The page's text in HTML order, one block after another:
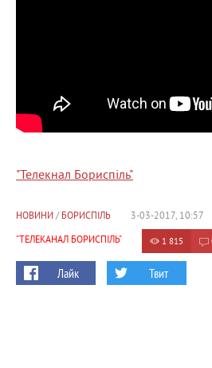
"Телекнал Бориспіль"
НОВИНИ/ БОРИСПІЛЬ
3-03-2017, 10:57
"ТЕЛЕКАНАЛ БОРИСПІЛЬ"
1 815
Лайк Твит